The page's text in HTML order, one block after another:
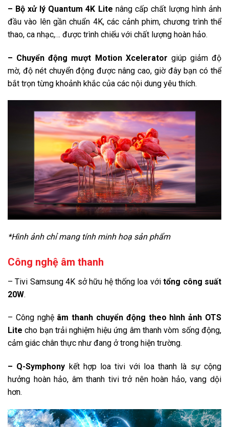
Galaxy Play (Fim+)
Clip TV
MyTV
POPS Kids
MP3 Zing
Spotify
Trình duyệt web
Tiện ích thông minh khác:
Watch Together
Chế độ máy tính PC trên tivi
Bức tường âm nhạc Music Wall
Công nghệ âm thanh
20W
Số lượng loa:
2 loa
Âm thanh chuyển động theo hình ảnh OTS Lite
Kết nối với loa tivi:
Có
Các công nghệ khác:
Q-Symphony kết hợp loa tivi với loa thanh
– Bộ xử lý Quantum 4K Lite nâng cấp chất lượng hình ảnh
đầu vào lên gần chuẩn 4K, các cảnh phim, chương trình thể
thao, ca nhạc,… được trình chiếu với chất lượng hoàn hảo.
– Chuyển động mượt Motion Xcelerator giúp giảm độ
mờ, độ nét chuyển động được nâng cao, giờ đây bạn có thể
bắt trọn từng khoảnh khắc của các nội dung yêu thích.
*Hình ảnh chỉ mang tính minh hoạ sản phẩm
Công nghệ âm thanh
– Tivi Samsung 4K sở hữu hệ thống loa vớitổng công suất
20W.
– Công nghệ âm thanh chuyển động theo hình ảnh OTS
Litecho bạn trải nghiệm hiệu ứng âm thanh vòm sống động,
cảm giác chân thực như đang ở trong hiện trường.
– Q-Symphony kết hợp loa tivi với loa thanh là sự cộng
hưởng hoàn hảo, âm thanh tivi trở nên hoàn hảo, vang dội
hơn.